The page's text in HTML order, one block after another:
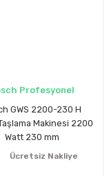
Profesyonel
GWS 2200-230 H
Makinesi 2200
Watt 230 mm
Ücretsiz Nakliye